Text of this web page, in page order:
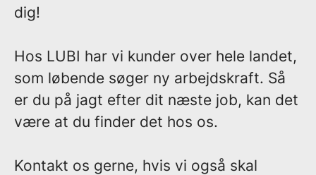
dig!
Hos LUBI har vi kunder over hele landet,
som løbende søger ny arbejdskraft. Så
er du på jagt efter dit næste job, kan det
være at du finder det hos os.
Kontakt os gerne, hvis vi også skal